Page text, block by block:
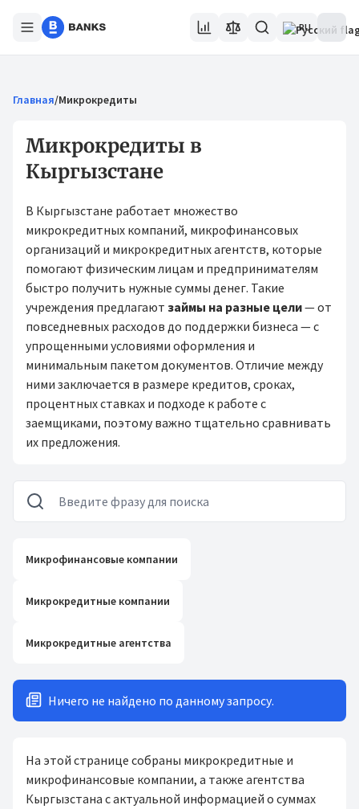
RU
Главная/Микрокредиты
Микрокредиты в
Кыргызстане
В Кыргызстане работает множество
микрокредитных компаний, микрофинансовых
организаций и микрокредитных агентств, которые
помогают физическим лицам и предпринимателям
быстро получить нужные суммы денег. Такие
учреждения предлагают займы на разные цели— от
повседневных расходов до поддержки бизнеса — с
упрощенными условиями оформления и
минимальным пакетом документов. Отличие между
ними заключается в размере кредитов, сроках,
процентных ставках и подходе к работе с
заемщиками, поэтому важно тщательно сравнивать
их предложения.
Микрофинансовые компании
Микрокредитные компании
Микрокредитные агентства
Ничего не найдено по данному запросу.
На этой странице собраны микрокредитные и
микрофинансовые компании, а также агентства
Кыргызстана с актуальной информацией о суммах